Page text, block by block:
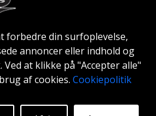
forbedre din surfoplevelse,
annoncer eller indhold og
at klikke på "Accepter alle"
af cookies. Cookiepolitik
Firmakonto